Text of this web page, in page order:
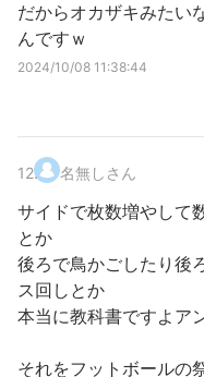
だからオカザキみたい
んですｗ
2024/10/08 11:38:44
12. 名無しさん
サイドで枚数増やして
とか
後ろで鳥かごしたり後
ス回しとか
本当に教科書ですよア
それをフットボールの